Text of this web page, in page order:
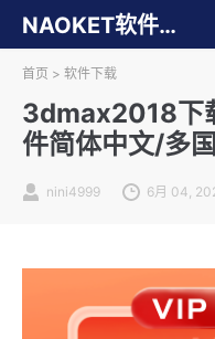
NAOKET软件库
首页 > 软件下载
3dmax2018下
件简体中文/多
nini4999 6月 04,